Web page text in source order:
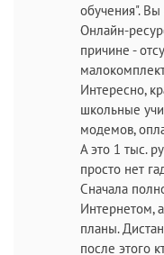
обучения". Вы
Онлайн-
причине -
Интересно,
школьные
модемов,
А это 1 тыс.
просто нет
Сначала
Интернетом,
планы.
после этого